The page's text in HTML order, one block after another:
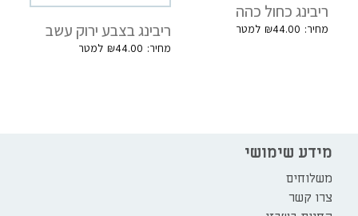
ריבינג כחול כהה
₪44.00 ריבינג בצבע ירוק עשב
₪44.00
מידע שימושי
משלוחים
צרו קשר